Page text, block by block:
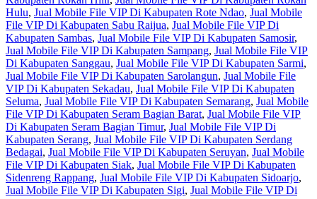
Hulu, Jual Mobile File VIP Di Kabupaten Rote Ndao, Jual Mobile
File VIP Di Kabupaten Sabu Raijua, Jual Mobile File VIP Di
Kabupaten Sambas, Jual Mobile File VIP Di Kabupaten Samosir,
Jual Mobile File VIP Di Kabupaten Sampang, Jual Mobile File VIP
Di Kabupaten Sanggau, Jual Mobile File VIP Di Kabupaten Sarmi,
Jual Mobile File VIP Di Kabupaten Sarolangun, Jual Mobile File
VIP Di Kabupaten Sekadau, Jual Mobile File VIP Di Kabupaten
Seluma, Jual Mobile File VIP Di Kabupaten Semarang, Jual Mobile
File VIP Di Kabupaten Seram Bagian Barat, Jual Mobile File VIP
Di Kabupaten Seram Bagian Timur, Jual Mobile File VIP Di
Kabupaten Serang, Jual Mobile File VIP Di Kabupaten Serdang
Bedagai, Jual Mobile File VIP Di Kabupaten Seruyan, Jual Mobile
File VIP Di Kabupaten Siak, Jual Mobile File VIP Di Kabupaten
Sidenreng Rappang, Jual Mobile File VIP Di Kabupaten Sidoarjo,
Jual Mobile File VIP Di Kabupaten Sigi, Jual Mobile File VIP Di